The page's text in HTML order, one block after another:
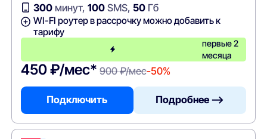
300минут, 100SMS, 50Гб
WI-FI роутер в рассрочку можно добавить к
тарифу
первые 2
месяца
450 ₽/мес* 900 ₽/мес-50%
Подключить Подробнее —>